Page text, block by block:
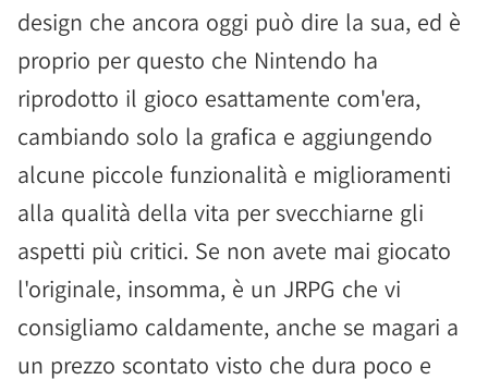
design che ancora oggi può dire la sua, ed è
proprio per questo che Nintendo ha
riprodotto il gioco esattamente com'era,
cambiando solo la grafica e aggiungendo
alcune piccole funzionalità e miglioramenti
alla qualità della vita per svecchiarne gli
aspetti più critici. Se non avete mai giocato
l'originale, insomma, è un JRPG che vi
consigliamo caldamente, anche se magari a
un prezzo scontato visto che dura poco e